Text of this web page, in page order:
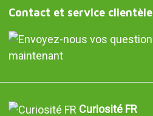
Contact et service clientèle
maintenant
Curiosité FR